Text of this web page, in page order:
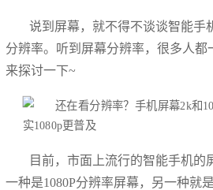
说到屏幕，就不得不谈谈智能手
分辨率。听到屏幕分辨率，很多人
来探讨一下~
目前，市面上流行的智能手机的
一种是1080P分辨率屏幕，另一种就